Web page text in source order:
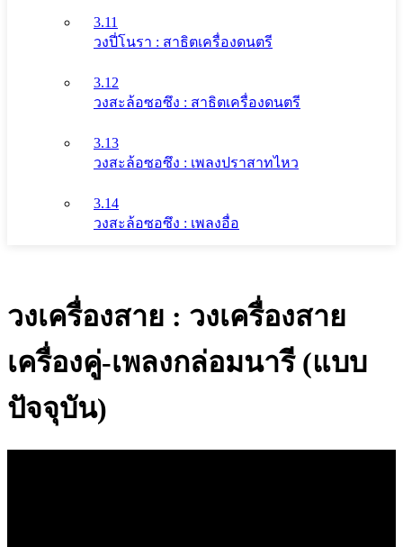
3.11
วงปี่โนรา : สาธิตเครื่องดนตรี
3.12
วงสะล้อซอซึง : สาธิตเครื่องดนตรี
3.13
วงสะล้อซอซึง : เพลงปราสาทไหว
3.14
วงสะล้อซอซึง : เพลงอื่อ
วงเครื่องสาย : วงเครื่องสาย
เครื่องคู่-เพลงกล่อมนารี (แบบ
ปัจจุบัน)